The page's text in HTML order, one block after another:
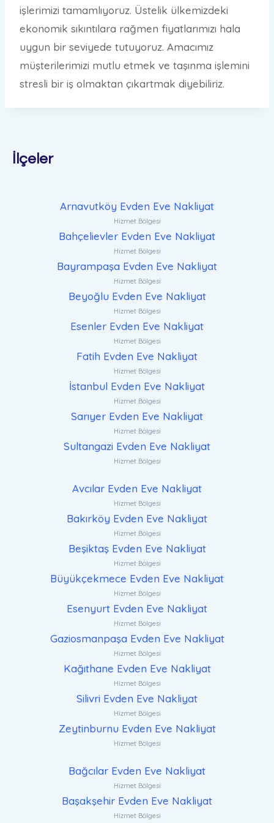
işlerimizi tamamlıyoruz. Üstelik ülkemizdeki
ekonomik sıkıntılara rağmen fiyatlarımızı hala
uygun bir seviyede tutuyoruz. Amacımız
müşterilerimizi mutlu etmek ve taşınma işlemini
stresli bir iş olmaktan çıkartmak diyebiliriz.
İlçeler
Arnavutköy Evden Eve Nakliyat
Hizmet Bölgesi
Bahçelievler Evden Eve Nakliyat
Hizmet Bölgesi
Bayrampaşa Evden Eve Nakliyat
Hizmet Bölgesi
Beyoğlu Evden Eve Nakliyat
Hizmet Bölgesi
Esenler Evden Eve Nakliyat
Hizmet Bölgesi
Fatih Evden Eve Nakliyat
Hizmet Bölgesi
İstanbul Evden Eve Nakliyat
Hizmet Bölgesi
Sarıyer Evden Eve Nakliyat
Hizmet Bölgesi
Sultangazi Evden Eve Nakliyat
Hizmet Bölgesi
Avcılar Evden Eve Nakliyat
Hizmet Bölgesi
Bakırköy Evden Eve Nakliyat
Hizmet Bölgesi
Beşiktaş Evden Eve Nakliyat
Hizmet Bölgesi
Büyükçekmece Evden Eve Nakliyat
Hizmet Bölgesi
Esenyurt Evden Eve Nakliyat
Hizmet Bölgesi
Gaziosmanpaşa Evden Eve Nakliyat
Hizmet Bölgesi
Kağıthane Evden Eve Nakliyat
Hizmet Bölgesi
Silivri Evden Eve Nakliyat
Hizmet Bölgesi
Zeytinburnu Evden Eve Nakliyat
Hizmet Bölgesi
Bağcılar Evden Eve Nakliyat
Hizmet Bölgesi
Başakşehir Evden Eve Nakliyat
Hizmet Bölgesi